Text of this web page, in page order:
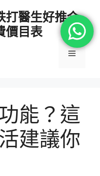
打醫生好推介
價目表
選
能？這
建議你